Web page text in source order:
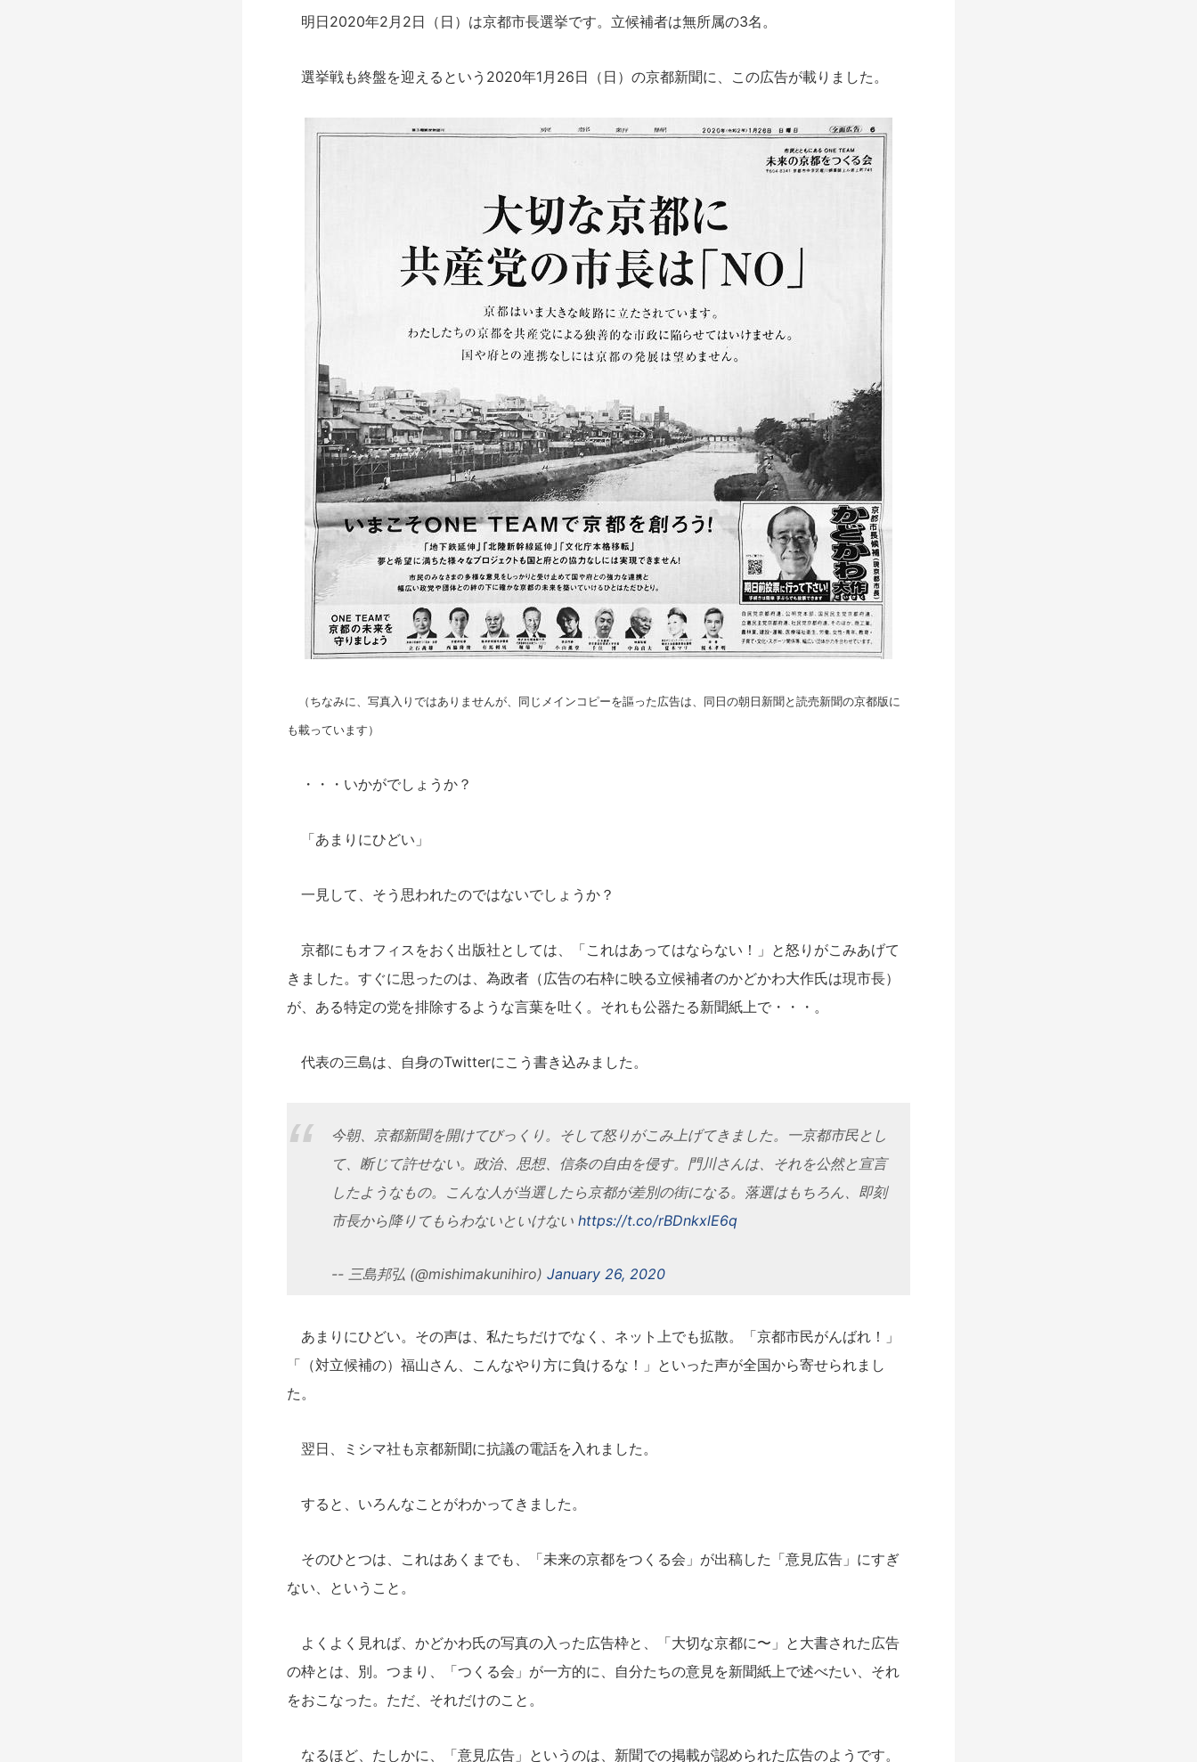
明日2020年2月2日（日）は京都市長選挙です。立候補者は無所属の3名。
選挙戦も終盤を迎えるという2020年1月26日（日）の京都新聞に、この広告が載りました。
（ちなみに、写真入りではありませんが、同じメインコピーを謳った広告は、同日の朝日新聞と読売新聞の京都版に
も載っています）
・・・いかがでしょうか？
「あまりにひどい」
一見して、そう思われたのではないでしょうか？
京都にもオフィスをおく出版社としては、「これはあってはならない！」と怒りがこみあげて
きました。すぐに思ったのは、為政者（広告の右枠に映る立候補者のかどかわ大作氏は現市長）
が、ある特定の党を排除するような言葉を吐く。それも公器たる新聞紙上で・・・。
代表の三島は、自身のTwitterにこう書き込みました。
今朝、京都新聞を開けてびっくり。そして怒りがこみ上げてきました。一京都市民とし
て、断じて許せない。政治、思想、信条の自由を侵す。門川さんは、それを公然と宣言
したようなもの。こんな人が当選したら京都が差別の街になる。落選はもちろん、即刻
市長から降りてもらわないといけない https://t.co/rBDnkxlE6q
-- 三島邦弘 (@mishimakunihiro) January 26, 2020
あまりにひどい。その声は、私たちだけでなく、ネット上でも拡散。「京都市民がんばれ！」
「（対立候補の）福山さん、こんなやり方に負けるな！」といった声が全国から寄せられまし
た。
翌日、ミシマ社も京都新聞に抗議の電話を入れました。
すると、いろんなことがわかってきました。
そのひとつは、これはあくまでも、「未来の京都をつくる会」が出稿した「意見広告」にすぎ
ない、ということ。
よくよく見れば、かどかわ氏の写真の入った広告枠と、「大切な京都に〜」と大書された広告
の枠とは、別。つまり、「つくる会」が一方的に、自分たちの意見を新聞紙上で述べたい、それ
をおこなった。ただ、それだけのこと。
なるほど、たしかに、「意見広告」というのは、新聞での掲載が認められた広告のようです。